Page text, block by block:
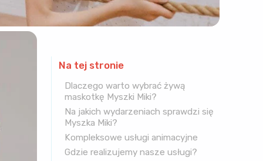
Na tej stronie
Dlaczego warto wybrać żywą
maskotkę Myszki Miki?
Na jakich wydarzeniach sprawdzi się
Myszka Miki?
Kompleksowe usługi animacyjne
Gdzie realizujemy nasze usługi?